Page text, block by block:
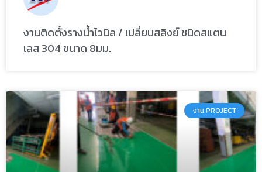
งานติดตั้งรางน้ำไวนิล / เปลี่ยนสลิงย์ ชนิดสแตน
เลส 304 ขนาด 8มม.
งาน PROJECT